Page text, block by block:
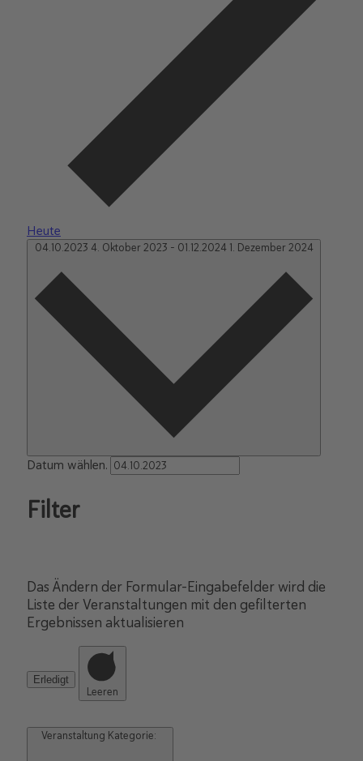
Heute
04.10.2023 4. Oktober 2023 - 01.12.2024 1. Dezember 2024
Datum wählen.
Filter
Das Ändern der Formular-Eingabefelder wird die
Liste der Veranstaltungen mit den gefilterten
Ergebnissen aktualisieren
Erledigt
Leeren
Veranstaltung Kategorie: